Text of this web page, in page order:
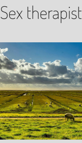
Sex therapist